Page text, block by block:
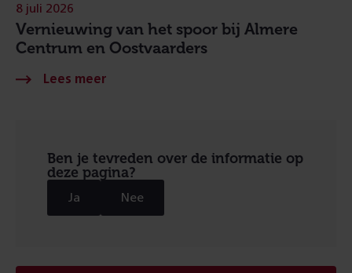
Vernieuwing van het spoor bij Almere
Centrum en Oostvaarders
8 juli 2026
Ben je tevreden over de informatie op
deze pagina?
Ja Nee